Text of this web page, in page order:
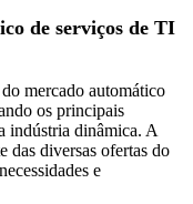
de serviços de TI
mercado automático
os principais
indústria dinâmica. A
das diversas ofertas do
e